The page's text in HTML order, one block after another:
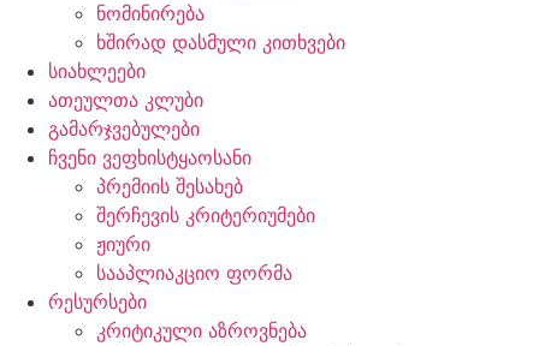
ნომინირება
ხშირად დასმული კითხვები
სიახლეები
ათეულთა კლუბი
გამარჯვებულები
ჩვენი ვეფხისტყაოსანი
პრემიის შესახებ
შერჩევის კრიტერიუმები
ჟიური
სააპლიაკციო ფორმა
რესურსები
კრიტიკული აზროვნება